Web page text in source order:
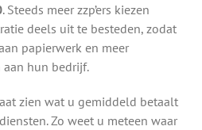
. Steeds meer zzp’ers kiezen
deels uit te besteden, zodat
papierwerk en meer
hun bedrijf.
zien wat u gemiddeld betaalt
Zo weet u meteen waar